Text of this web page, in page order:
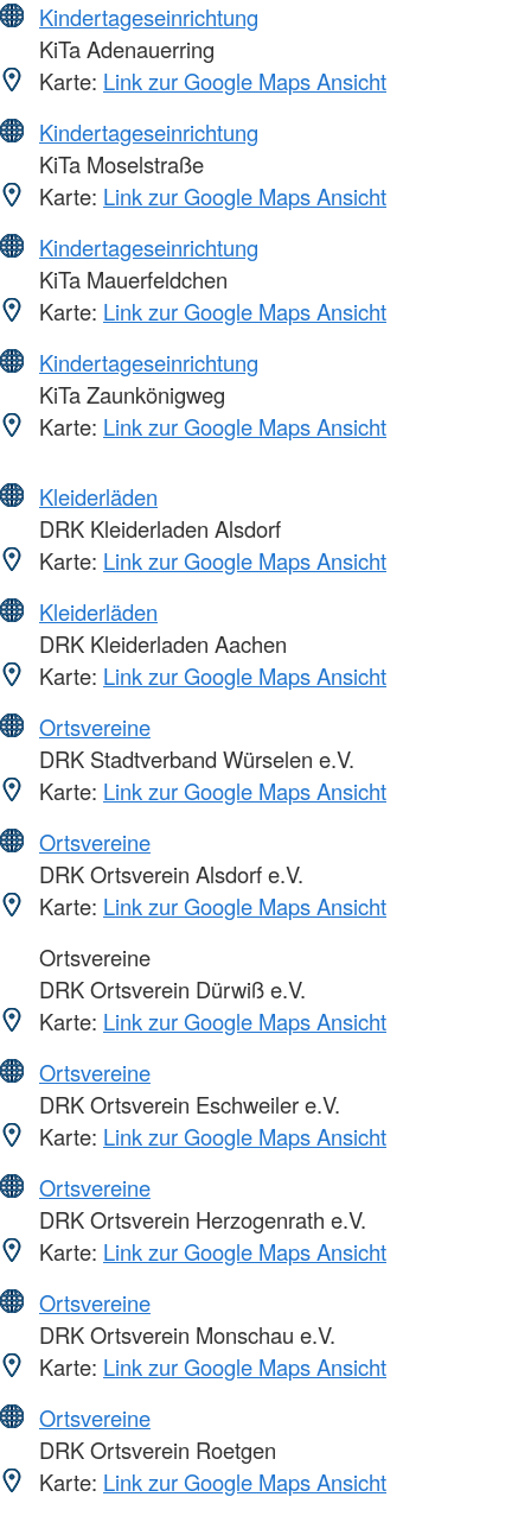
Kindertageseinrichtung
KiTa Adenauerring
Karte: Link zur Google Maps Ansicht
Kindertageseinrichtung
KiTa Moselstraße
Karte: Link zur Google Maps Ansicht
Kindertageseinrichtung
KiTa Mauerfeldchen
Karte: Link zur Google Maps Ansicht
Kindertageseinrichtung
KiTa Zaunkönigweg
Karte: Link zur Google Maps Ansicht
Kleiderläden
DRK Kleiderladen Alsdorf
Karte: Link zur Google Maps Ansicht
Kleiderläden
DRK Kleiderladen Aachen
Karte: Link zur Google Maps Ansicht
Ortsvereine
DRK Stadtverband Würselen e.V.
Karte: Link zur Google Maps Ansicht
Ortsvereine
DRK Ortsverein Alsdorf e.V.
Karte: Link zur Google Maps Ansicht
Ortsvereine
DRK Ortsverein Dürwiß e.V.
Karte: Link zur Google Maps Ansicht
Ortsvereine
DRK Ortsverein Eschweiler e.V.
Karte: Link zur Google Maps Ansicht
Ortsvereine
DRK Ortsverein Herzogenrath e.V.
Karte: Link zur Google Maps Ansicht
Ortsvereine
DRK Ortsverein Monschau e.V.
Karte: Link zur Google Maps Ansicht
Ortsvereine
DRK Ortsverein Roetgen
Karte: Link zur Google Maps Ansicht